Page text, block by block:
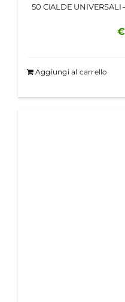
50 CIALDE UNIVERSALI
€
Aggiungi al carrello